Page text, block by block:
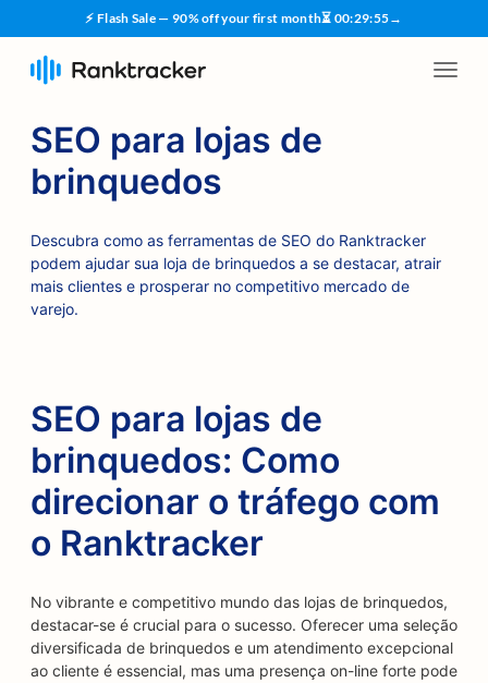
⚡ Flash Sale — 90% off your first month⏳ 00:29:55→
SEO para lojas de
brinquedos
Descubra como as ferramentas de SEO do Ranktracker
podem ajudar sua loja de brinquedos a se destacar, atrair
mais clientes e prosperar no competitivo mercado de
varejo.
SEO para lojas de
brinquedos: Como
direcionar o tráfego com
o Ranktracker
No vibrante e competitivo mundo das lojas de brinquedos,
destacar-se é crucial para o sucesso. Oferecer uma seleção
diversificada de brinquedos e um atendimento excepcional
ao cliente é essencial, mas uma presença on-line forte pode